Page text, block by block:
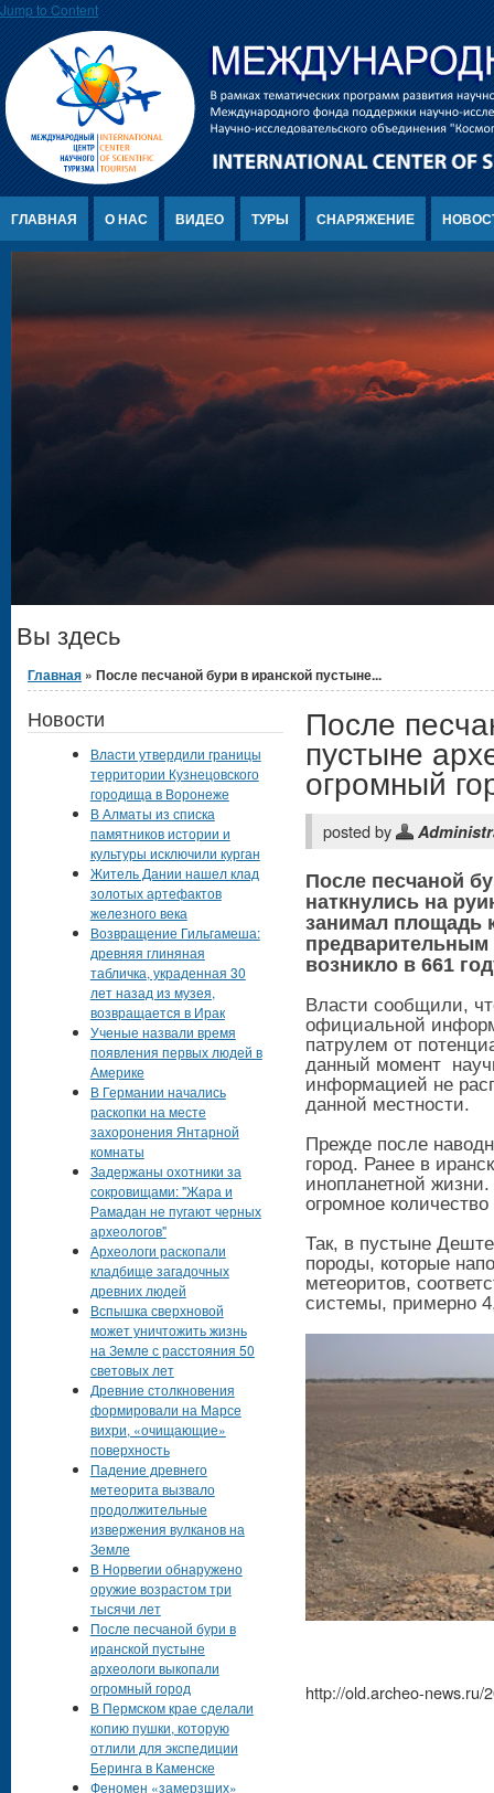
Jump to Content
ГЛАВНАЯ О НАС ВИДЕО ТУРЫ СНАРЯЖЕНИЕ
Вы здесь
Главная » После песчаной бури в иранской пустыне...
После
пустыне
огромный
posted by
После песчаной
наткнулись на
занимал площадь
предварительным
возникло в 661
Власти сообщили,
официальной
патрулем от
данный момент
информацией не
данной местности.
Прежде после
город. Ранее в
инопланетной
огромное
Так, в пустыне
породы, которые
метеоритов,
системы, примерно
http://old.archeo-news.ru/
Новости
Власти утвердили границы
территории Кузнецовского
городища в Воронеже
В Алматы из списка
памятников истории и
культуры исключили курган
Житель Дании нашел клад
золотых артефактов
железного века
Возвращение Гильгамеша:
древняя глиняная
табличка, украденная 30
лет назад из музея,
возвращается в Ирак
Ученые назвали время
появления первых людей в
Америке
В Германии начались
раскопки на месте
захоронения Янтарной
комнаты
Задержаны охотники за
сокровищами: "Жара и
Рамадан не пугают черных
археологов"
Археологи раскопали
кладбище загадочных
древних людей
Вспышка сверхновой
может уничтожить жизнь
на Земле с расстояния 50
световых лет
Древние столкновения
формировали на Марсе
вихри, «очищающие»
поверхность
Падение древнего
метеорита вызвало
продолжительные
извержения вулканов на
Земле
В Норвегии обнаружено
оружие возрастом три
тысячи лет
После песчаной бури в
иранской пустыне
археологи выкопали
огромный город
В Пермском крае сделали
копию пушки, которую
отлили для экспедиции
Беринга в Каменске
Феномен «замерзших»